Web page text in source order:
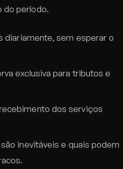
do período.
diariamente, sem esperar o
exclusiva para tributos e
dos serviços
inevitáveis e quais podem